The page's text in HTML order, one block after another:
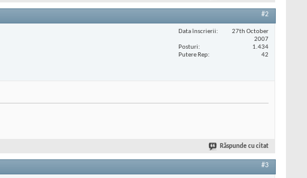
#2
Data înscrierii
27th October
2007
Posturi
1.434
Putere Rep
42
Răspunde cu citat
#3